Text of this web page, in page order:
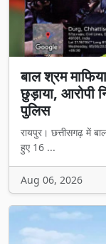
बाल श्रम
छुड़ाया, आरोपी
पुलिस
रायपुर। छत्तीसगढ़ में
हुए 16 ...
Aug 06, 2026